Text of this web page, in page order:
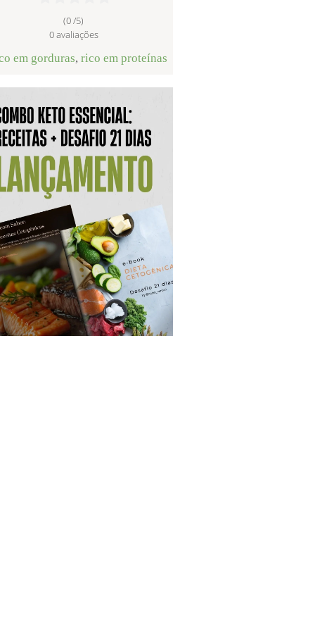
(0 /5)
0avaliações
em gorduras,rico em proteínas